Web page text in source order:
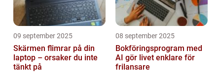
09 september 2025
Skärmen flimrar på din
laptop – orsaker du inte
tänkt på
08 september 2025
Bokföringsprogram med
AI gör livet enklare för
frilansare